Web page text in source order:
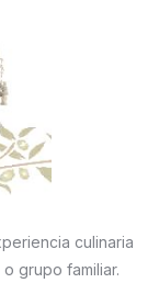
culinaria
grupo familiar.